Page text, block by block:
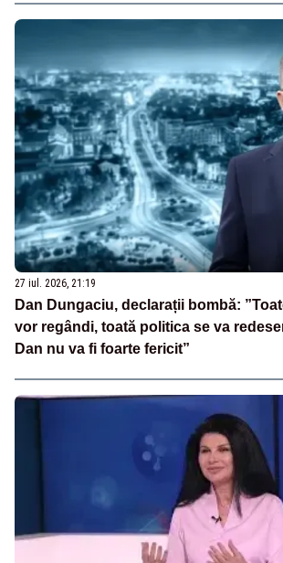
27 iul. 2026, 21:19
Dan Dungaciu, declarații bombă:
vor regândi, toată politica se va
Dan nu va fi foarte fericit”